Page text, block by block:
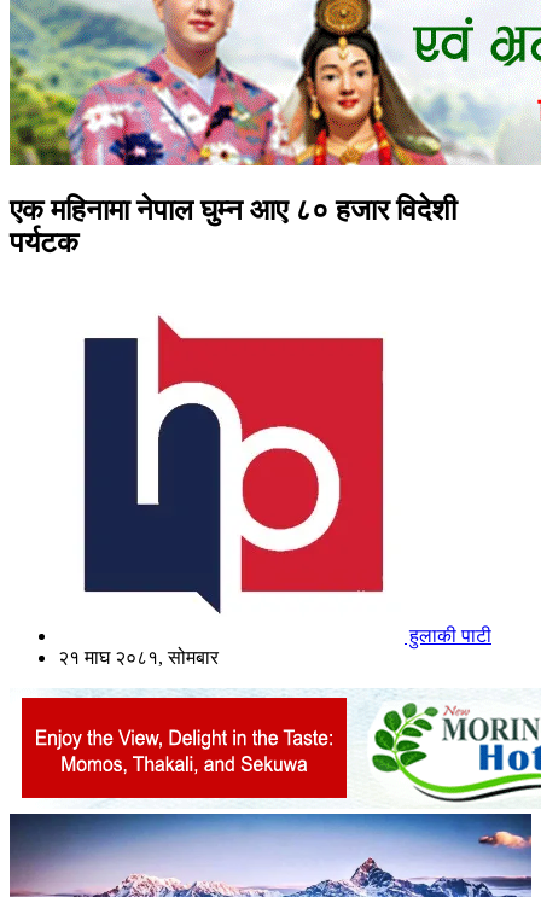
एक महिनामा नेपाल घुम्न आए ८० हजार विदेशी
पर्यटक
हुलाकी पाटी
२१ माघ २०८१, सोमबार